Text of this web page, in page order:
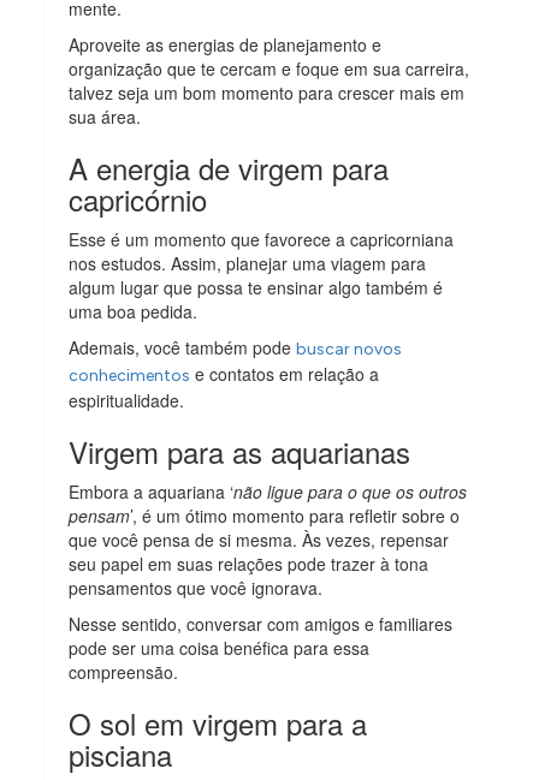
mente.
Aproveite as energias de planejamento e
organização que te cercam e foque em sua carreira,
talvez seja um bom momento para crescer mais em
sua área.
A energia de virgem para
capricórnio
Esse é um momento que favorece a capricorniana
nos estudos. Assim, planejar uma viagem para
algum lugar que possa te ensinar algo também é
uma boa pedida.
Ademais, você também podebuscar novos
conhecimentos e contatos em relação a
espiritualidade.
Virgem para as aquarianas
Embora a aquariana ‘não ligue para o que os outros
pensam’, é um ótimo momento para refletir sobre o
que você pensa de si mesma. Às vezes, repensar
seu papel em suas relações pode trazer à tona
pensamentos que você ignorava.
Nesse sentido, conversar com amigos e familiares
pode ser uma coisa benéfica para essa
compreensão.
O sol em virgem para a
pisciana